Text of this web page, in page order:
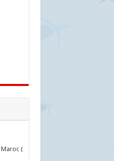
Maroc (